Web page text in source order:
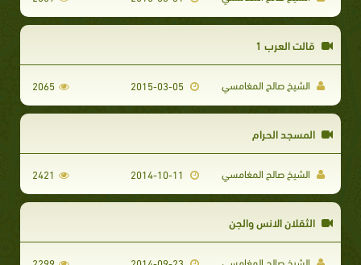
قالت العرب 1
الشيخ صالح المغامسي 2015-03-05
2065
المسجد الحرام
الشيخ صالح المغامسي 2421
الثقلان الانس والجن
الشيخ صالح المغامسي